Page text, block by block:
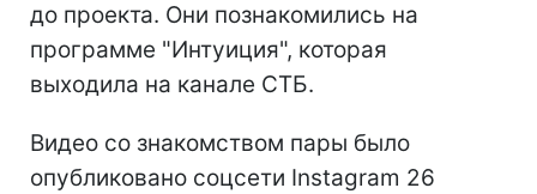
до проекта. Они познакомились на
программе "Интуиция", которая
выходила на канале СТБ.
Видео со знакомством пары было
опубликовано соцсети Instagram 26